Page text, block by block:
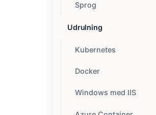
Sprog
Udrulning
Kubernetes
Docker
Windows med IIS